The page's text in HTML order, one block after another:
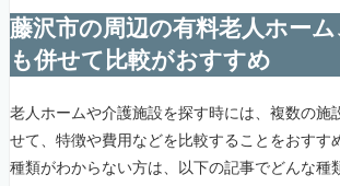
藤沢市の周辺の有料老人ホー
も併せて比較がおすすめ
老人ホームや介護施設を探す時には、複数の施
せて、特徴や費用などを比較することをおすす
種類がわからない方は、以下の記事でどんな種